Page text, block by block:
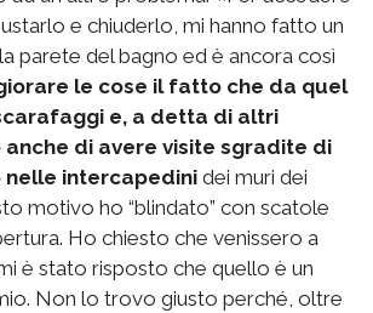
e chiuderlo, mi hanno fatto un
parete del bagno ed è ancora così
le cose il fatto che da quel
e, a detta di altri
anche di avere visite sgradite di
nelle intercapedini dei muri dei
motivo ho “blindato” con scatole
Ho chiesto che venissero a
è stato risposto che quello è un
Non lo trovo giusto perché, oltre